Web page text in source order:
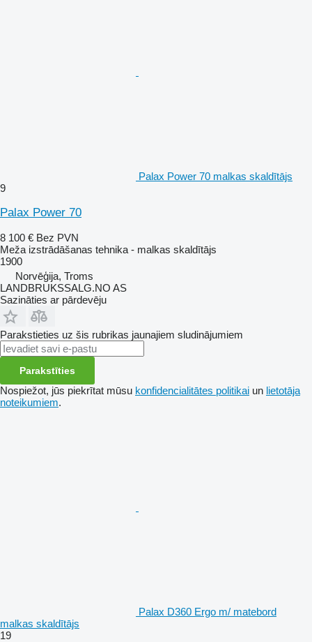
Palax Power 70 malkas skaldītājs
9
Palax Power 70
8 100 € Bez PVN
Meža izstrādāšanas tehnika - malkas skaldītājs
1900
Norvēģija, Troms
LANDBRUKSSALG.NO AS
Sazināties ar pārdevēju
Parakstieties uz šis rubrikas jaunajiem sludinājumiem
Parakstīties
Nospiežot, jūs piekrītat mūsu konfidencialitātes politikai un lietotāja
noteikumiem.
Palax D360 Ergo m/ matebord
malkas skaldītājs
19